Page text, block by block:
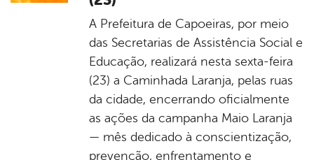
A Prefeitura de Capoeiras, por meio
das Secretarias de Assistência Social e
Educação, realizará nesta sexta-feira
(23) a Caminhada Laranja, pelas ruas
da cidade, encerrando oficialmente
as ações da campanha Maio Laranja
— mês dedicado à conscientização,
prevenção, enfrentamento e